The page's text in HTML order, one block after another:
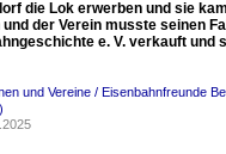
die Lok erwerben und sie
der Verein musste seinen
e. V. verkauft und
und Vereine / Eisenbahnfreunde